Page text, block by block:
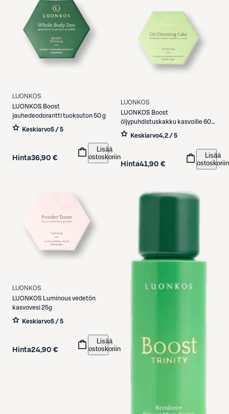
LUONKOS
LUONKOS Boost
jauhedeodorantti tuoksuton 50 g
Keskiarvo5 / 5
Hinta36,90 €
Lisää
ostoskoriin
LUONKOS
LUONKOS Boost
öljypuhdistuskakku kasvoille 60
ml
Keskiarvo4,2 / 5
Hinta41,90 €
Lisää
ostoskoriin
LUONKOS
LUONKOS
Luminous vedetön
kasvovesi 25g
Keskiarvo5 / 5
Hinta24,90 €
Lisää
ostoskoriin